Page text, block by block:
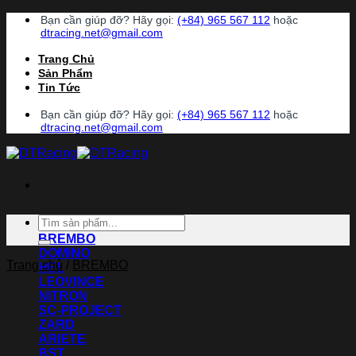
Chuyển
dung
Bạn cần giúp đỡ? Hãy gọi: (+84) 965 567 112 hoặc
dtracing.net@gmail.com
Trang Chủ
Sản Phẩm
Tin Tức
Bạn cần giúp đỡ? Hãy gọi: (+84) 965 567 112 hoặc
dtracing.net@gmail.com
ACCOSSATO
BREMBO
DOMINO
HEL
LEOVINCE
NITRON
SC-PROJECT
ZARD
ARIETE
BST
Tìm
kiếm:
Trang chủ / BREMBO